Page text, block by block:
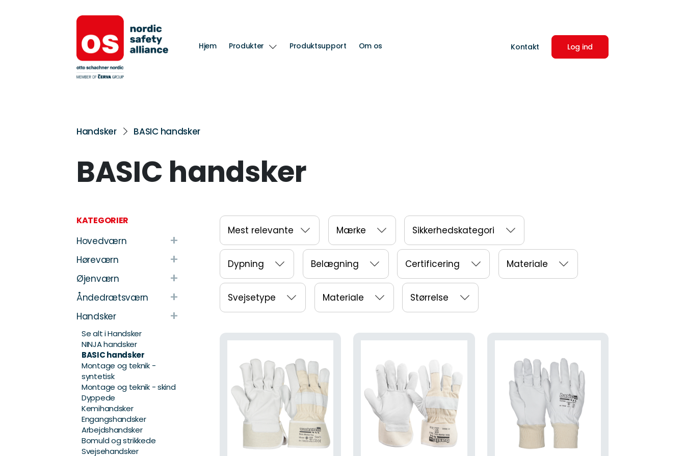
Hjem Produkter Produktsupport Om os Kontakt Log ind
Handsker BASIC handsker
BASIC handsker
KATEGORIER
Hovedværn +
Høreværn +
Øjenværn +
Åndedrætsværn +
Handsker +
Se alt i Handsker
NINJA handsker
BASIC handsker
Montage og teknik -
syntetisk
Montage og teknik - skind
Dyppede
Kemihandsker
Engangshandsker
Arbejdshandsker
Bomuld og strikkede
Svejsehandsker
Mest relevante Mærke Sikkerhedskategori
Dypning Belægning Certificering Materiale
Svejsetype Materiale Størrelse